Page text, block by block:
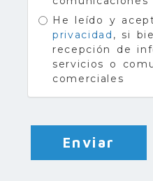
He leído y
privacidad , si
recepción de
servicios o
comerciales
Enviar